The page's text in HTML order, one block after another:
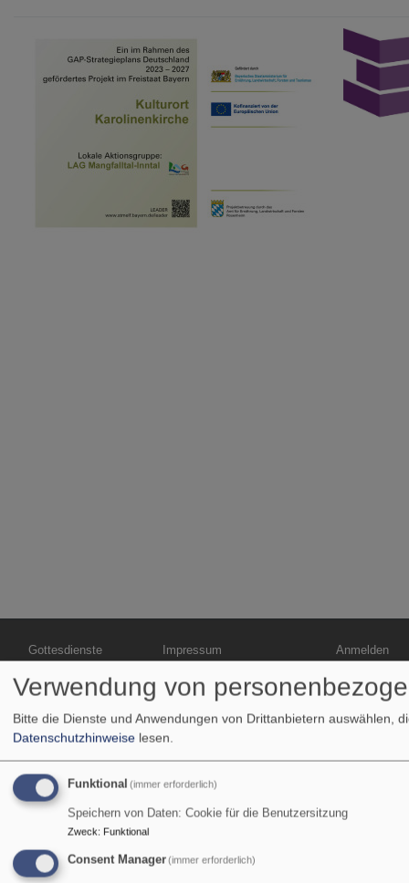
Hauptnavigation
Gottesdienste
Unser
Gemeindebrief
Unsere Kirchen
Karolinenkirche
Kultur+Kunst
Kinder+Familien
Fußbereichsmenü
Impressum
Cookie-Einstellungen
Newsletter
Anmelden
Verwendung von
Bitte die Dienste und Anwendungen von Drittanbietern auswählen,
Datenschutzhinweise lesen.
Funktional (immer erforderlich)
Speichern von Daten: Cookie für die Benutzersitzung
Zweck: Funktional
Consent Manager(immer erforderlich)